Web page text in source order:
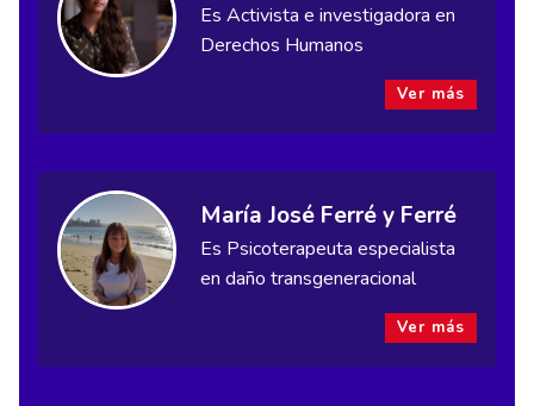
Es Activista e investigadora en
Derechos Humanos
Ver más
María José Ferré y Ferré
Es Psicoterapeuta especialista
en daño transgeneracional
Ver más